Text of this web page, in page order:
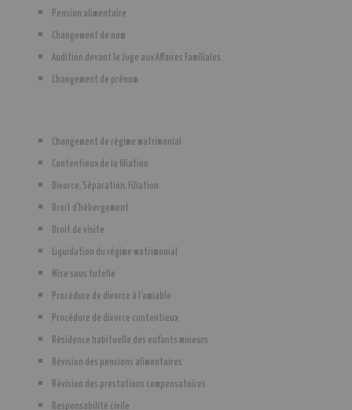
Pension alimentaire
Changement de nom
Audition devant le Juge aux Affaires Familiales
Changement de prénom
Changement de régime matrimonial
Contentieux de la filiation
Divorce, Séparation, Filiation
Droit d'hébergement
Droit de visite
Liquidation du régime matrimonial
Mise sous tutelle
Procédure de divorce à l'amiable
Procédure de divorce contentieux
Résidence habituelle des enfants mineurs
Révision des pensions alimentaires
Révision des prestations compensatoires
Responsabilité civile